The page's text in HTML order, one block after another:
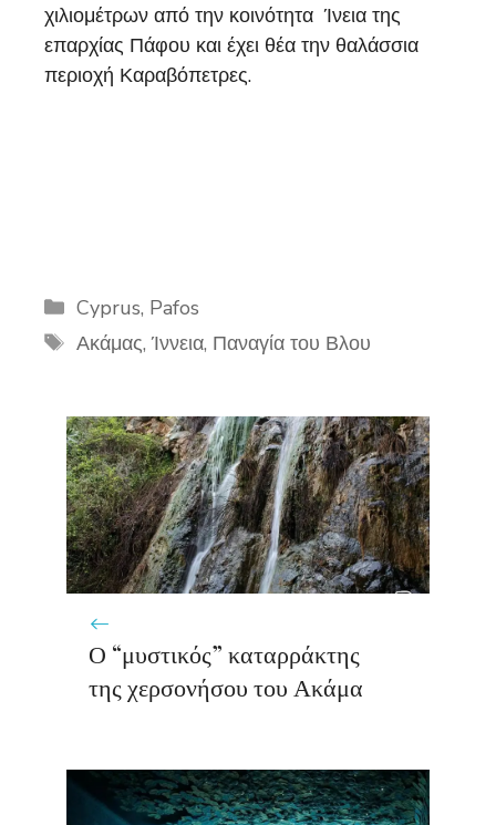
χιλιομέτρων από την κοινότητα Ίνεια της
επαρχίας Πάφου και έχει θέα την θαλάσσια
περιοχή Καραβόπετρες.
Categories
Cyprus, Pafos
Tags
Ακάμας,Ίννεια, Παναγία του Βλου
Ο “μυστικός” καταρράκτης
της χερσονήσου του Ακάμα